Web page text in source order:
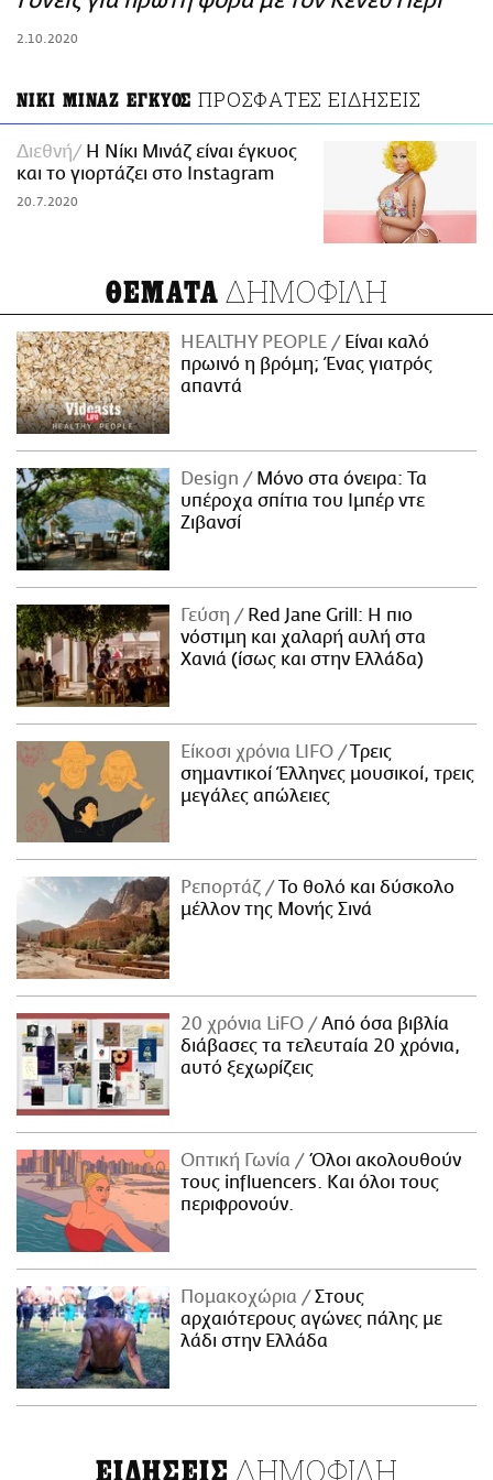
2.10.2020
ΝΙΚΙ ΜΙΝΑΖ ΕΓΚΥΟΣ ΠΡΟΣΦΑΤΕΣ ΕΙΔΗΣΕΙΣ
Διεθνή
Η Νίκι Μινάζ είναι έγκυος
και το γιορτάζει στο Instagram
20.7.2020
ΘΕΜΑΤΑ ΔΗΜΟΦΙΛΗ
HEALTHY PEOPLE
Είναι καλό
πρωινό η βρόμη; Ένας γιατρός
απαντά
Design
Μόνο στα όνειρα: Τα
υπέροχα σπίτια του Ιμπέρ ντε
Ζιβανσί
Γεύση
Red Jane Grill: Η πιο
νόστιμη και χαλαρή αυλή στα
Χανιά (ίσως και στην Ελλάδα)
Είκοσι χρόνια LIFO
Tρεις
σημαντικοί Έλληνες μουσικοί, τρεις
μεγάλες απώλειες
Ρεπορτάζ
Το θολό και δύσκολο
μέλλον της Μονής Σινά
20 χρόνια LiFO
Από όσα βιβλία
διάβασες τα τελευταία 20 χρόνια,
αυτό ξεχωρίζεις
Οπτική Γωνία
Όλοι ακολουθούν
τους influencers. Και όλοι τους
περιφρονούν.
Πομακοχώρια
Στους
αρχαιότερους αγώνες πάλης με
λάδι στην Ελλάδα
ΕΙΔΗΣΕΙΣ ΔΗΜΟΦΙΛΗ